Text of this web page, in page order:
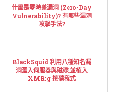
什麼是零時差漏洞 (Zero-Day
Vulnerability)? 有哪些漏洞
攻擊手法?
BlackSquid 利用八種知名漏
洞潛入伺服器與磁碟,並植入
XMRig 挖礦程式